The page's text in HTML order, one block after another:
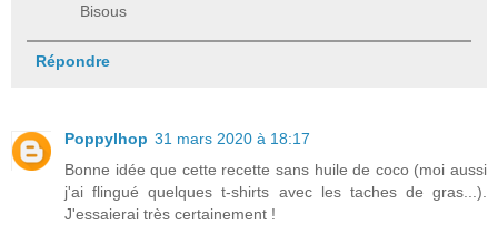
Bisous
Répondre
Poppylhop 31 mars 2020 à 18:17
Bonne idée que cette recette sans huile de coco (moi aussi
j'ai flingué quelques t-shirts avec les taches de gras...).
J'essaierai très certainement !